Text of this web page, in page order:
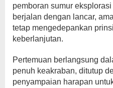
pemboran sumur
berjalan dengan lancar,
tetap mengedepankan
keberlanjutan.
Pertemuan berlangsung
penuh keakraban, ditutup
penyampaian harapan